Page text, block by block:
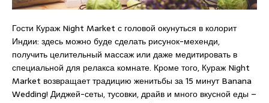
Гости Кураж Night Market с головой окунуться в колорит
Индии: здесь можно буде сделать рисунок-мехенди,
получить целительный массаж или даже медитировать в
специальной для релакса комнате. Кроме того, Кураж Night
Market возвращает традицию женитьбы за 15 минут Banana
Wedding! Диджей-сеты, тусовки, драйв и много вкусной еды –